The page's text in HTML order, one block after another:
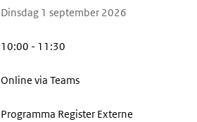
Dinsdag 1 september 2026
10:00 - 11:30
Online via Teams
Programma Register Externe